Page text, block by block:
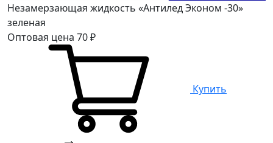
Незамерзающая жидкость «Антилед Эконом -30»
зеленая
Оптовая цена 70₽
Купить